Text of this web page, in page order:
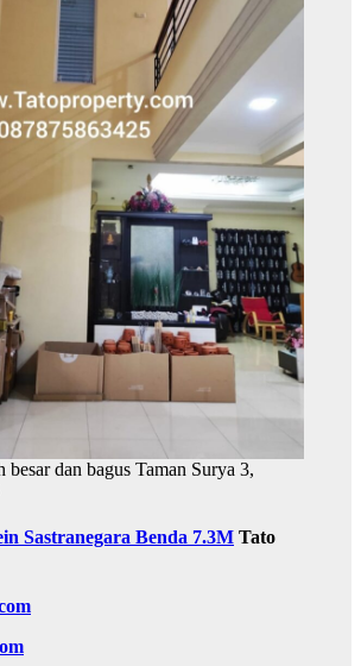
besar dan bagus Taman Surya 3,
Sastranegara Benda 7.3M Tato